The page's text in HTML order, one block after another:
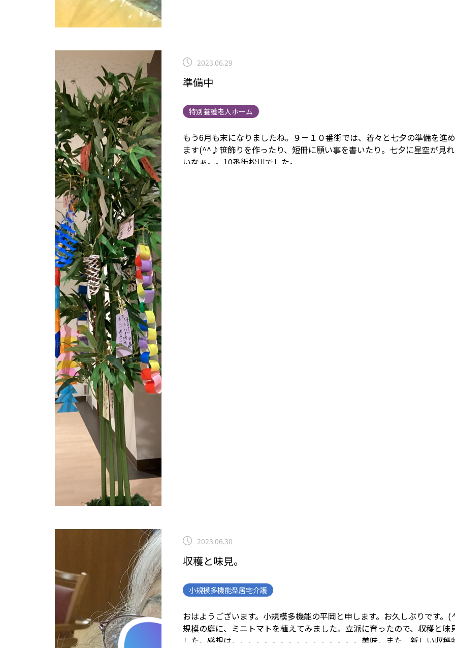
2023.06.29
準備中
特別養護老人ホーム
もう6月も末になりましたね。 ９－１０番街では、着々と七夕の準備を進
ます(^^♪笹飾りを作ったり、短冊に願い事を書いたり。 七夕に星空が見
いなぁ。。 10番街松川でした。
2023.06.30
収穫と味見。
小規模多機能型居宅介護
おはようございます。 小規模多機能の平岡と申します。 お久しぶりです。(
規模の庭に、ミニトマトを植えてみました。 立派に育ったので、収穫と味
した。 感想は。。。。。。。。。。。。。。。。美味。 また、新しい収穫